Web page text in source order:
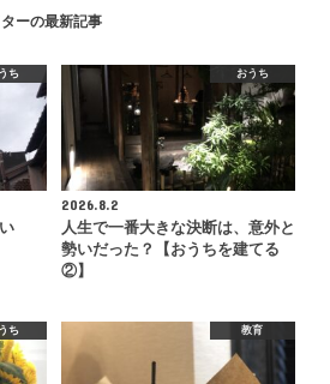
ーの最新記事
ち おうち
2026.8.2
人生で一番大きな決断は、意外と
勢いだった？【おうちを建てる
②】
ち 教育